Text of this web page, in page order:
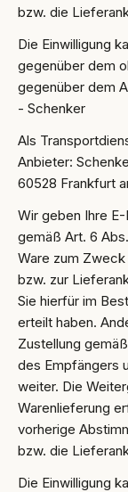
bzw. die
Die Einwilligung
gegenüber dem
gegenüber dem
- Schenker
Als
Anbieter:
60528 Frankfurt
Wir geben Ihre
gemäß Art. 6
Ware zum
bzw. zur
Sie hierfür im
erteilt haben.
Zustellung
des Empfängers
weiter. Die
Warenlieferung
vorherige
bzw. die
Die Einwilligung